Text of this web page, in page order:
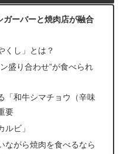
ガーバーと焼肉店が融合
くし」とは？
盛り合わせ”が食べられ
「和牛シマチョウ（辛味
要
ビ」
ながら焼肉を食べるなら